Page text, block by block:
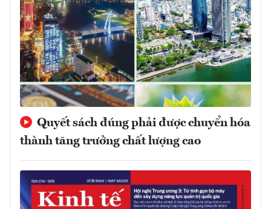
Quyết sách đúng phải được chuyển hóa
thành tăng trưởng chất lượng cao